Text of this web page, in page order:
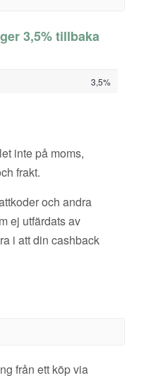
3,5% tillbaka
3,5%
inte på moms,
frakt.
och andra
ej utfärdats av
i att din cashback
från ett köp via